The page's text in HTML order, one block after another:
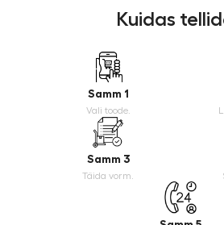
Kuidas
Samm 1
Vali toode.
Samm 3
Täida vorm.